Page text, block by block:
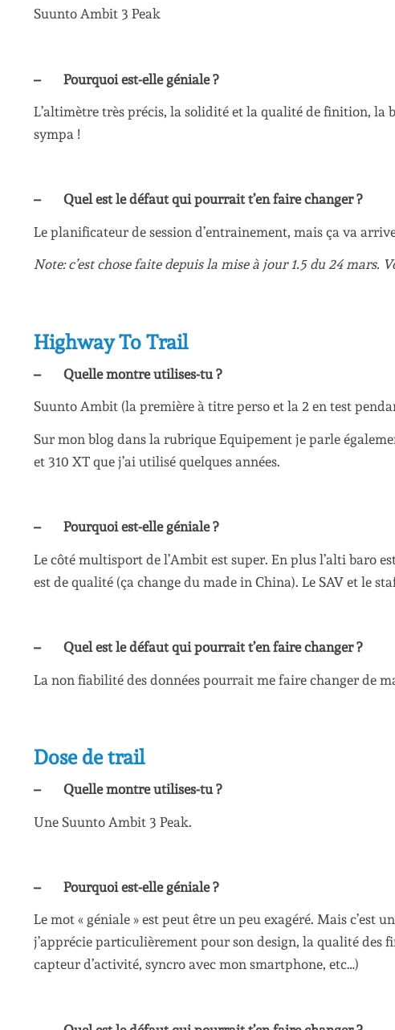
Suunto Ambit 3 Peak
– Pourquoi est-elle géniale ?
L’altimètre très précis, la solidité et la qualité de finition, la
sympa !
– Quel est le défaut qui pourrait t’en faire changer ?
Le planificateur de session d’entrainement, mais ça va
Note: c’est chose faite depuis la mise à jour 1.5 du 24 mars.
Highway To Trail
– Quelle montre utilises-tu ?
Suunto Ambit (la première à titre perso et la 2 en test
Sur mon blog dans la rubrique Equipement je parle
et 310 XT que j’ai utilisé quelques années.
– Pourquoi est-elle géniale ?
Le côté multisport de l’Ambit est super. En plus l’alti baro
est de qualité (ça change du made in China). Le SAV et le
– Quel est le défaut qui pourrait t’en faire changer ?
La non fiabilité des données pourrait me faire changer de
Dose de trail
– Quelle montre utilises-tu ?
Une Suunto Ambit 3 Peak.
– Pourquoi est-elle géniale ?
Le mot « géniale » est peut être un peu exagéré. Mais c’est
j’apprécie particulièrement pour son design, la qualité des
capteur d’activité, syncro avec mon smartphone, etc…)